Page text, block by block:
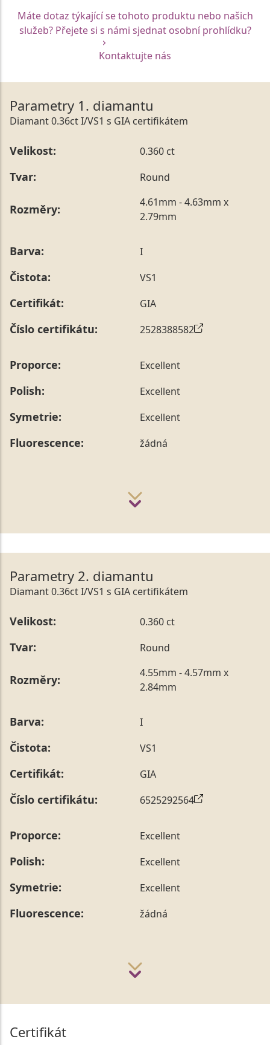
Máte dotaz týkající se tohoto produktu nebo našich
služeb? Přejete si s námi sjednat osobní prohlídku?
Kontaktujte nás
Parametry 1. diamantu
Diamant 0.36ct I/VS1 s GIA certifikátem
Velikost: 0.360 ct
Tvar: Round
Rozměry:
4.61mm - 4.63mm x
2.79mm
Barva: I
Čistota: VS1
Certifikát: GIA
Číslo certifikátu: 2528388582
Proporce: Excellent
Polish: Excellent
Symetrie: Excellent
Fluorescence: žádná
Parametry 2. diamantu
Diamant 0.36ct I/VS1 s GIA certifikátem
Velikost: 0.360 ct
Tvar: Round
Rozměry:
4.55mm - 4.57mm x
2.84mm
Barva: I
Čistota: VS1
Certifikát: GIA
Číslo certifikátu: 6525292564
Proporce: Excellent
Polish: Excellent
Symetrie: Excellent
Fluorescence: žádná
Certifikát